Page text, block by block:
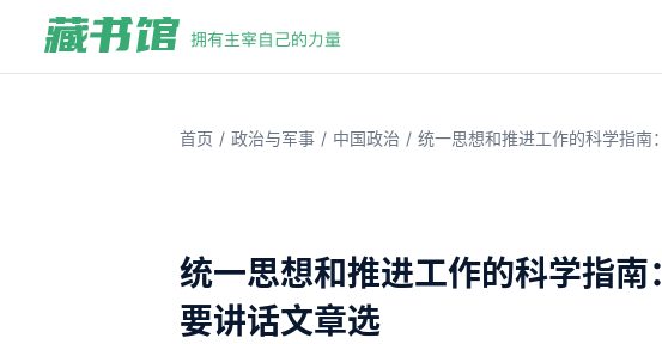
首页 / 政治与军事 / 中国政治 / 统一思想和推进工作的科学指南
统一思想和推进工作的科学指
要讲话文章选